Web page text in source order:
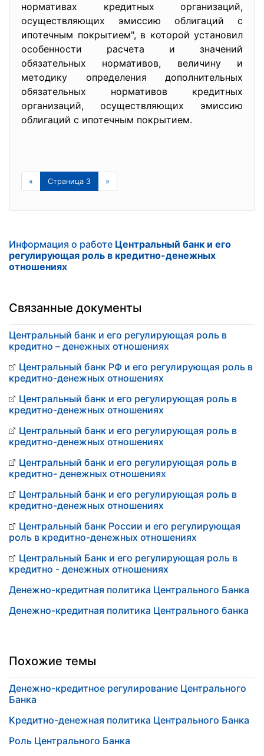
нормативах кредитных организаций,
осуществляющих эмиссию облигаций с
ипотечным покрытием", в которой установил
особенности расчета и значений
обязательных нормативов, величину и
методику определения дополнительных
обязательных нормативов кредитных
организаций, осуществляющих эмиссию
облигаций с ипотечным покрытием.
« Страница 3 »
Информация о работе Центральный банк и его
регулирующая роль в кредитно-денежных
отношениях
Связанные документы
Центральный банк и его регулирующая роль в
кредитно – денежных отношениях
Центральный банк РФ и его регулирующая роль в
кредитно-денежных отношениях
Центральный банк и его регулирующая роль в
кредитно-денежных отношениях
Центральный банк и его регулирующая роль в
кредитно-денежных отношениях
Центральный банк и его регулирующая роль в
кредитно- денежных отношениях
Центральный банк и его регулирующая роль в
кредитно-денежных отношениях
Центральный банк России и его регулирующая
роль в кредитно-денежных отношениях
Центральный Банк и его регулирующая роль в
кредитно - денежных отношениях
Денежно-кредитная политика Центрального Банка
Денежно-кредитная политика Центрального банка
Похожие темы
Денежно-кредитное регулирование Центрального
Банка
Кредитно-денежная политика Центрального Банка
Роль Центрального Банка